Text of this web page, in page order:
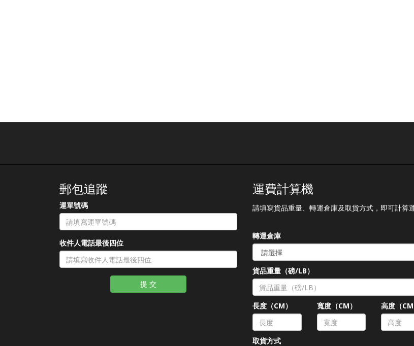
郵包追蹤
運單號碼
收件人電話最後四位
提 交
運費計算機
請填寫貨品重量、轉運倉庫及取貨方式，即可計算運
轉運倉庫
貨品重量（磅/LB）
長度（CM） 寬度（CM） 高度（CM
取貨方式